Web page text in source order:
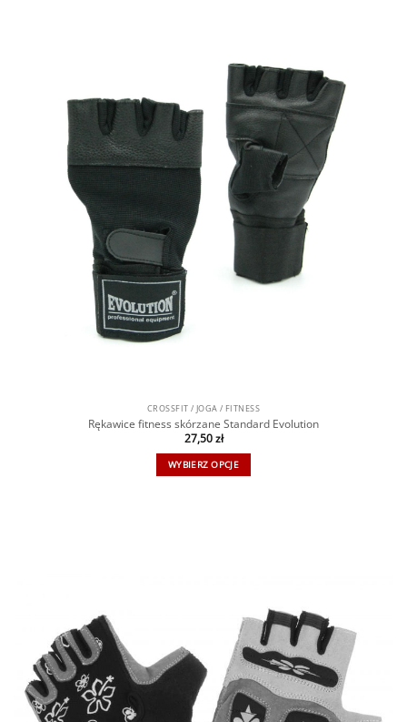
CROSSFIT / JOGA / FITNESS
Rękawice fitness skórzane Standard Evolution
27,50zł
WYBIERZ OPCJE